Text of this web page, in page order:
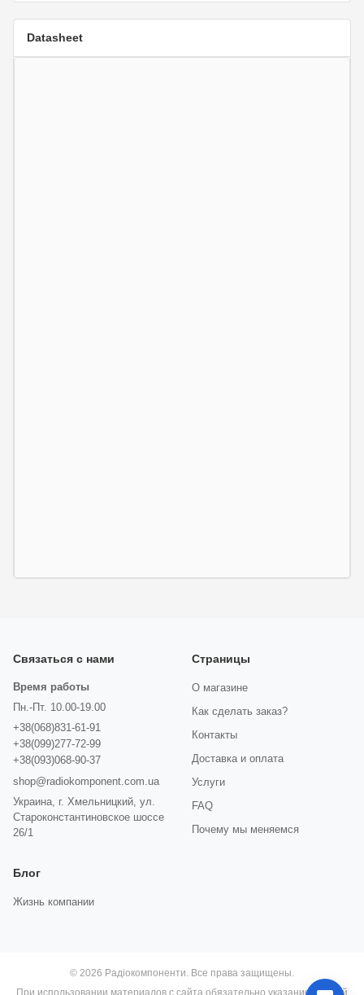
Datasheet
Связаться с нами
Время работы
Пн.-Пт. 10.00-19.00
+38(068)831-61-91
+38(099)277-72-99
+38(093)068-90-37
shop@radiokomponent.com.ua
Украина, г. Хмельницкий, ул.
Староконстантиновское шоссе
26/1
Страницы
О магазине
Как сделать заказ?
Контакты
Доставка и оплата
Услуги
FAQ
Почему мы меняемся
Блог
Жизнь компании
© 2026 Радіокомпоненти. Все права защищены.
При использовании материалов с сайта обязательно указание прямой